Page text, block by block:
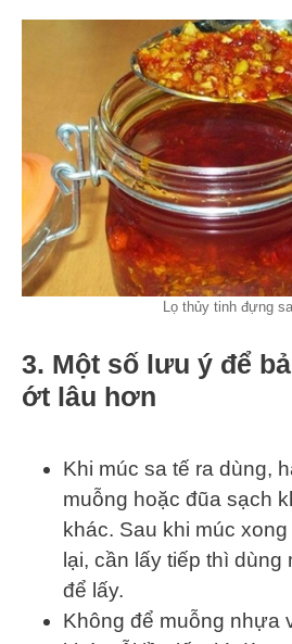
Lọ thủy tinh đựng
3. Một số lưu ý để
ớt lâu hơn
Khi múc sa tế ra dùng,
muỗng hoặc đũa sạch
khác. Sau khi múc
lại, cần lấy tiếp thì dùng
để lấy.
Không để muỗng nhựa